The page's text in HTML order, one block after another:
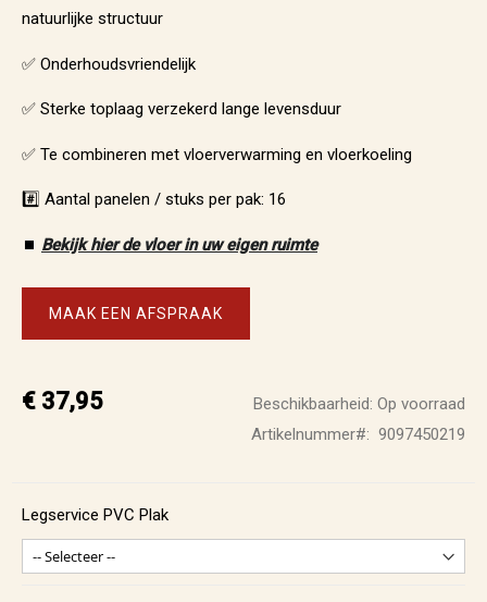
natuurlijke structuur
✅ Onderhoudsvriendelijk
✅ Sterke toplaag verzekerd lange levensduur
✅ Te combineren met vloerverwarming en vloerkoeling
#️⃣ Aantal panelen / stuks per pak: 16
⏹️ Bekijk hier de vloer in uw eigen ruimte
MAAK EEN AFSPRAAK
€ 37,95 Beschikbaarheid: Op voorraad
Artikelnummer
9097450219
Legservice PVC Plak